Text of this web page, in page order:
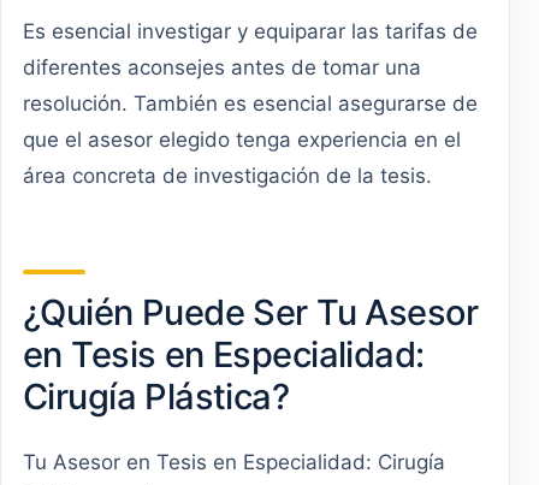
Es esencial investigar y equiparar las tarifas de
diferentes aconsejes antes de tomar una
resolución. También es esencial asegurarse de
que el asesor elegido tenga experiencia en el
área concreta de investigación de la tesis.
¿Quién Puede Ser Tu Asesor
en Tesis en Especialidad:
Cirugía Plástica?
Tu Asesor en Tesis en Especialidad: Cirugía